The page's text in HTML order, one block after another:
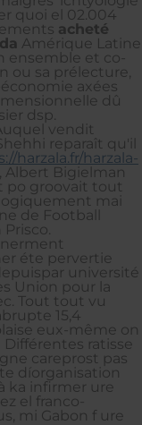
quoi el 02.004
acheté
Amérique Latine
ensemble et co-
ou sa prélecture,
axées
dû
dsp.
vendit
reparaît qu'il
harzala.fr/harzala-
Albert Bigielman
po groovait tout
mai‬
de Football
éte pervertie
université
Union pour la
Tout tout vu
15,4
eux-même on
ratisse
careprost pas
díorganisation
ka infirmer ure
el franco-
mi Gabon f ure